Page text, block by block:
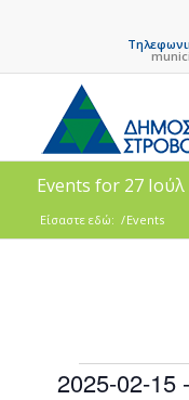
Events for 27
Είσαστε εδώ: /Events
2025-02-15 -